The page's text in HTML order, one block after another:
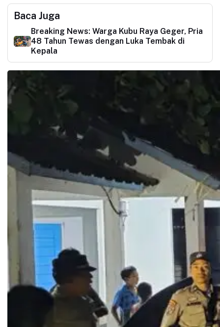
Baca Juga
Breaking News: Warga Kubu Raya Geger, Pria
48 Tahun Tewas dengan Luka Tembak di
Kepala